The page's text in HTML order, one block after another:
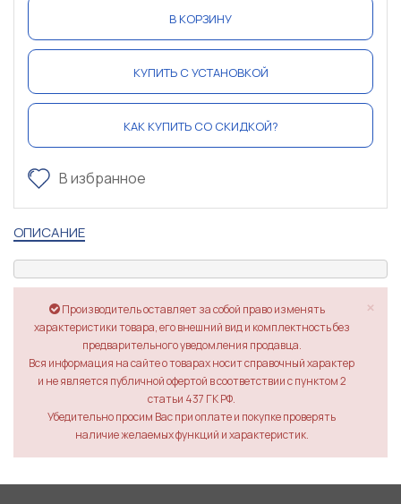
В КОРЗИНУ
КУПИТЬ С УСТАНОВКОЙ
КАК КУПИТЬ СО СКИДКОЙ?
В избранное
ОПИСАНИЕ
×
Производитель оставляет за собой право изменять
характеристики товара, его внешний вид и комплектность без
предварительного уведомления продавца.
Вся информация на сайте о товарах носит справочный характер
и не является публичной офертой в соответствии с пунктом 2
статьи 437 ГК РФ.
Убедительно просим Вас при оплате и покупке проверять
наличие желаемых функций и характеристик.